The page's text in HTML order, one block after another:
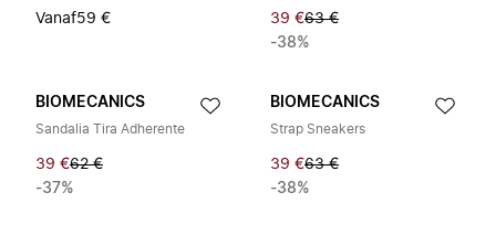
Vanaf59 € 39 €63 €
-38%
BIOMECANICS
Sandalia Tira Adherente
39 €62 €
-37%
BIOMECANICS
Strap Sneakers
39 €63 €
-38%